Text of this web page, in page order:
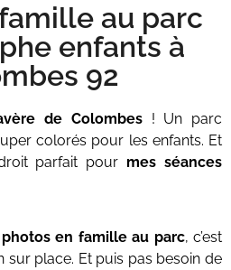
au parc
enfants à
92
de Colombes! Un parc
colorés pour les enfants. Et
parfait pour mes séances
en famille au parc, c’est
sur place. Et puis pas besoin de